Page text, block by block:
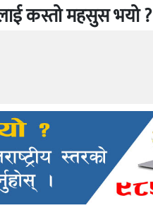
कस्तो महसुस भयो ?